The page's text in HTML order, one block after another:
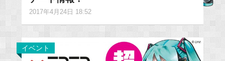
2017年4月24日 18:52
イベント